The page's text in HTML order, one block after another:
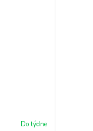
Do týdne